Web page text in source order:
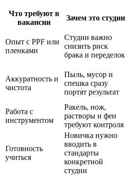
Что требуют в
вакансии
Зачем это студии
Опыт с PPF или
пленками
Студии важно
снизить риск
брака и переделок
Аккуратность и
чистота
Пыль, мусор и
спешка сразу
портят результат
Работа с
инструментом
Ракель, нож,
растворы и фен
требуют контроля
Готовность
учиться
Новичка нужно
вводить в
стандарты
конкретной
студии